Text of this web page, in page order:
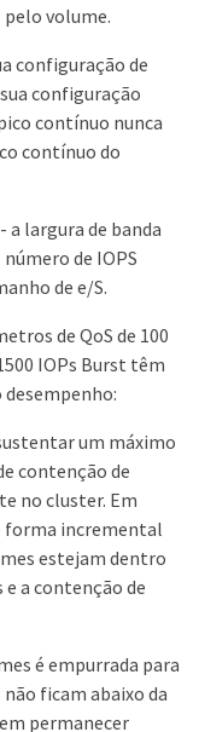
volume.
configuração de
configuração
contínuo nunca
contínuo do
- a largura de banda
de IOPS
de e/S.
de QoS de 100
IOPs Burst têm
um máximo
contenção de
no cluster. Em
forma incremental
estejam dentro
e a contenção de
é empurrada para
não ficam abaixo da
permanecer